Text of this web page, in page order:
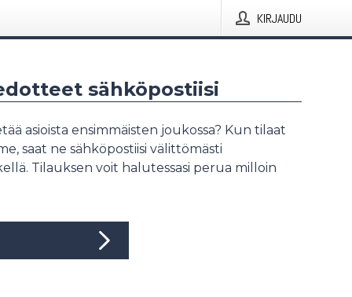
KIRJAUDU
sähköpostiisi
asioista ensimmäisten joukossa? Kun tilaat
saat ne sähköpostiisi välittömästi
Tilauksen voit halutessasi perua milloin